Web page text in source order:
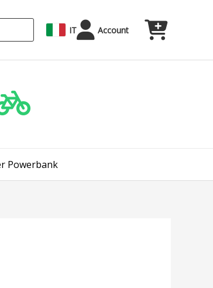
IT Account
Powerbank